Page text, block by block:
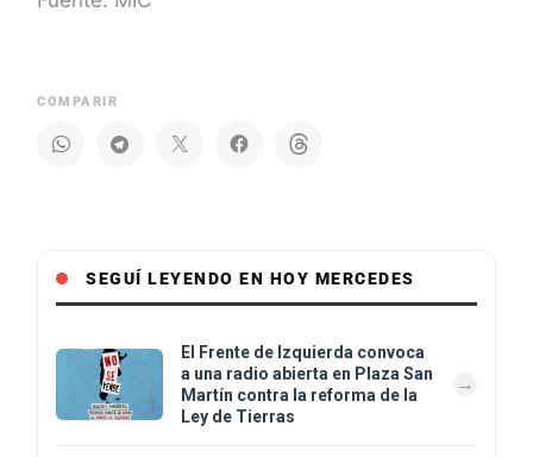
COMPARIR
SEGUÍ LEYENDO EN HOY MERCEDES
El Frente de Izquierda convoca
a una radio abierta en Plaza San
Martín contra la reforma de la
Ley de Tierras